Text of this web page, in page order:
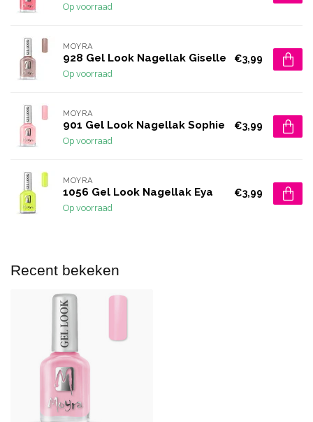
Op voorraad
MOYRA
928 Gel Look Nagellak Giselle
Op voorraad
€3,99
MOYRA
901 Gel Look Nagellak Sophie
Op voorraad
€3,99
MOYRA
1056 Gel Look Nagellak Eya
Op voorraad
€3,99
Recent bekeken